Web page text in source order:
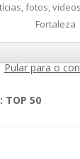
fotos,
Fortaleza
Pular para o
TOP 50